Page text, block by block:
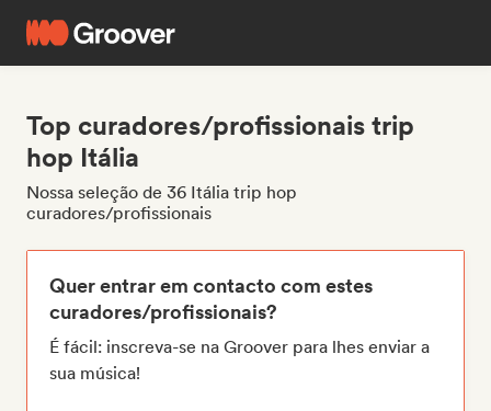
Top curadores/profissionais trip
hop Itália
Nossa seleção de 36 Itália trip hop
curadores/profissionais
Quer entrar em contacto com estes
curadores/profissionais?
É fácil: inscreva-se na Groover para lhes enviar a
sua música!